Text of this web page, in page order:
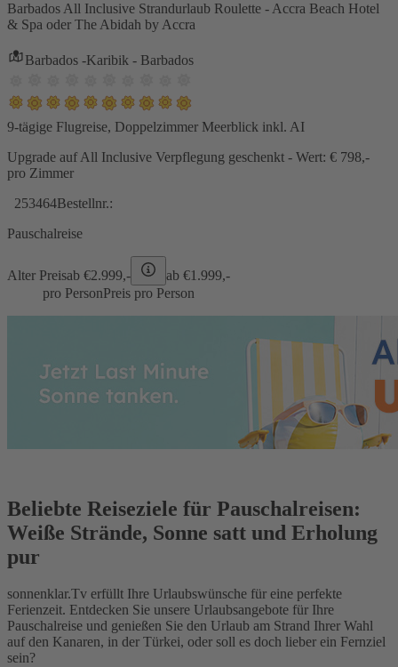
Barbados All Inclusive Strandurlaub Roulette - Accra Beach Hotel
& Spa oder The Abidah by Accra
Barbados -Karibik - Barbados
9-tägige Flugreise, Doppelzimmer Meerblick inkl. AI
Upgrade auf All Inclusive Verpflegung geschenkt - Wert: € 798,-
pro Zimmer
253464Bestellnr.:
Pauschalreise
Alter Preisab €2.999,- ab €1.999,-
pro PersonPreis pro Person
Beliebte Reiseziele für Pauschalreisen:
Weiße Strände, Sonne satt und Erholung
pur
sonnenklar.Tv erfüllt Ihre Urlaubswünsche für eine perfekte
Ferienzeit. Entdecken Sie unsere Urlaubsangebote für Ihre
Pauschalreise und genießen Sie den Urlaub am Strand Ihrer Wahl
auf den Kanaren, in der Türkei, oder soll es doch lieber ein Fernziel
sein?